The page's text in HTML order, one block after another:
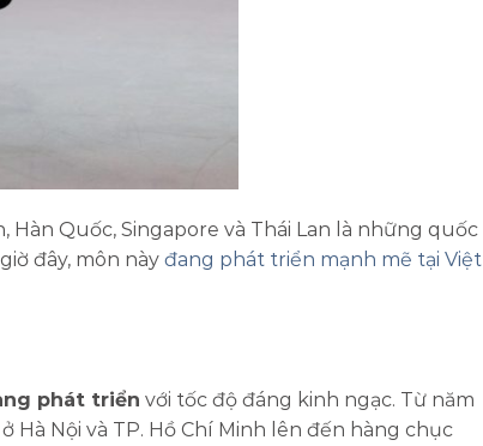
Quốc, Singapore và Thái Lan là những quốc
đây, môn này đang phát triển mạnh mẽ tại Việt
phát triển với tốc độ đáng kinh ngạc. Từ năm
Hà Nội và TP. Hồ Chí Minh lên đến hàng chục